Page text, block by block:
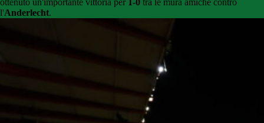
ottenuto un'importante vittoria per 1-0 tra le mura amiche contro
l'Anderlecht.